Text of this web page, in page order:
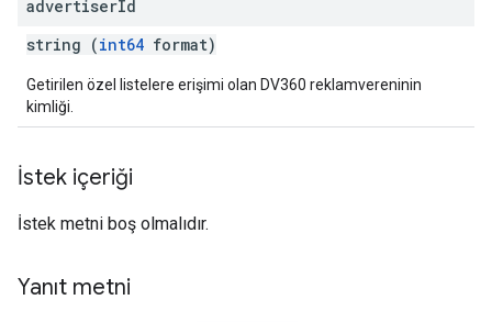
advertiserId
string (int64 format)
Getirilen özel listelere erişimi olan DV360 reklamvereninin
kimliği.
İstek içeriği
İstek metni boş olmalıdır.
Yanıt metni